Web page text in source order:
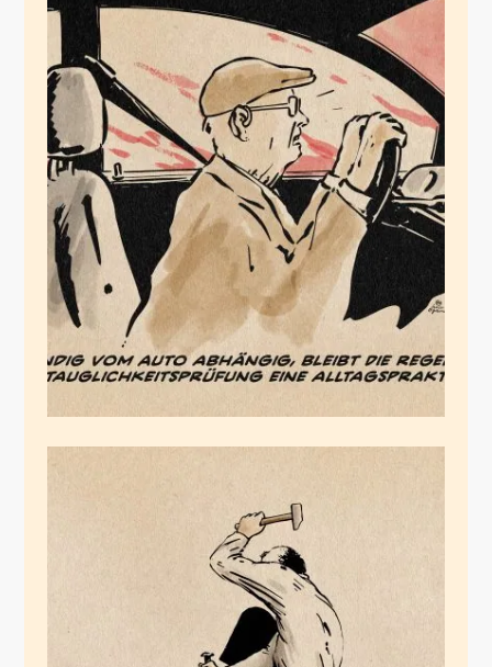
Mit dem Auto leben
wir, mit dem Auto
sterben wir
November 16, 2025
Die Programmlüge